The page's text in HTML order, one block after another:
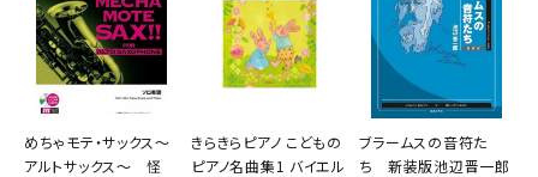
めちゃモテ・サックス～
アルトサックス～ 怪
きらきらピアノ こどもの
ピアノ名曲集1 バイエル
ブラームスの音符た
ち 新装版池辺晋一郎